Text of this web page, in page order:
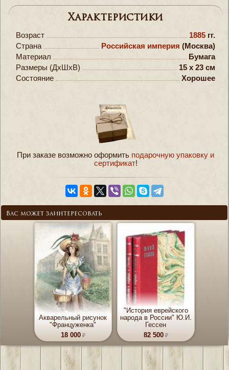
Характеристики
Возраст 1885 гг.
Страна
Российская империя (Москва)
Материал
Бумага
Размеры (ДxШxВ)
15 x 23 см
Состояние
Хорошее
При заказе возможно оформить подарочную упаковку и
сертификат!
Вас может заинтересовать
Акварельный рисунок
"Француженка"
18 000
"История еврейского
народа в России" Ю.И.
Гессен
82 500